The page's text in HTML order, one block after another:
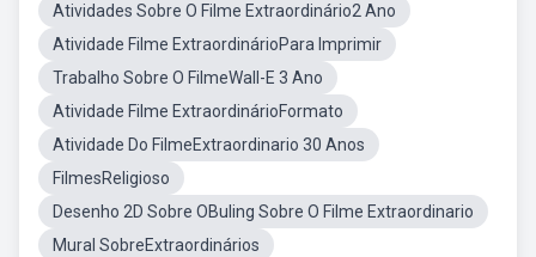
Atividades Sobre O Filme Extraordinário2 Ano
Atividade Filme ExtraordinárioPara Imprimir
Trabalho Sobre O FilmeWall-E 3 Ano
Atividade Filme ExtraordinárioFormato
Atividade Do FilmeExtraordinario 30 Anos
FilmesReligioso
Desenho 2D Sobre OBuling Sobre O Filme Extraordinario
Mural SobreExtraordinários